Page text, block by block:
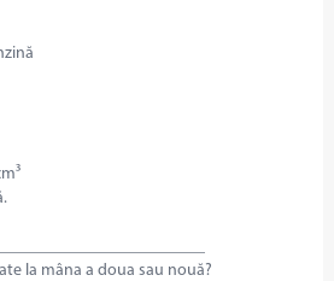
la mâna a doua sau nouă?